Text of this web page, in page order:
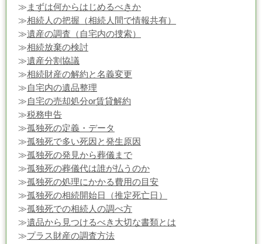
≫ まずは何からはじめるべきか
≫相続人の把握（相続人間で情報共有）
≫遺産の調査（自宅内の捜索）
≫相続放棄の検討
≫遺産分割協議
≫相続財産の解約と名義変更
≫自宅内の遺品整理
≫自宅の売却処分or賃貸解約
≫税務申告
≫孤独死の定義・データ
≫孤独死で多い死因と発生原因
≫孤独死の発見から葬儀まで
≫孤独死の葬儀代は誰が払うのか
≫孤独死の処理にかかる費用の目安
≫孤独死の相続開始日（推定死亡日）
≫孤独死での相続人の調べ方
≫遺品から見つけるべき大切な書類とは
≫プラス財産の調査方法